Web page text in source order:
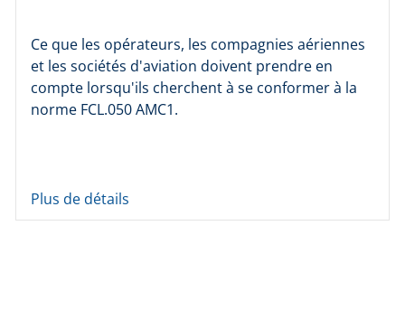
Ce que les opérateurs, les compagnies aériennes
et les sociétés d'aviation doivent prendre en
compte lorsqu'ils cherchent à se conformer à la
norme FCL.050 AMC1.
Plus de détails